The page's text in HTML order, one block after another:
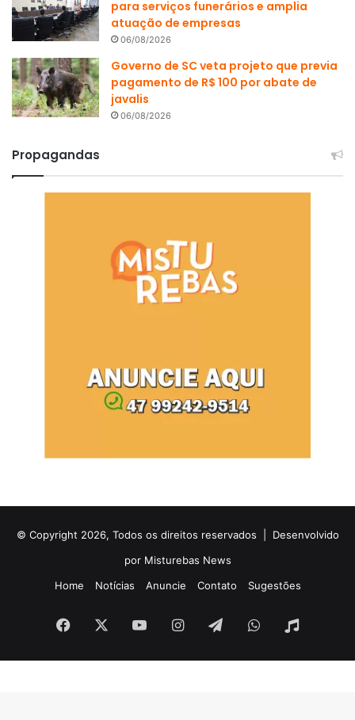
para serviços funerários e amplia
atuação de empresas
06/08/2026
Governo de SC veta projeto que previa
pagamento de R$ 100 por abate de
javalis
06/08/2026
Propagandas
© Copyright 2026, Todos os direitos reservados | Desenvolvido
por Misturebas News
Home
Notícias Anuncie Contato Sugestões
Facebook YouTubeInstagramTelegramWhatsApp